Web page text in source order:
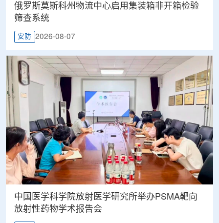
俄罗斯莫斯科州物流中心启用集装箱非开箱检验
筛查系统
安防 2026-08-07
中国医学科学院放射医学研究所举办PSMA靶向
放射性药物学术报告会